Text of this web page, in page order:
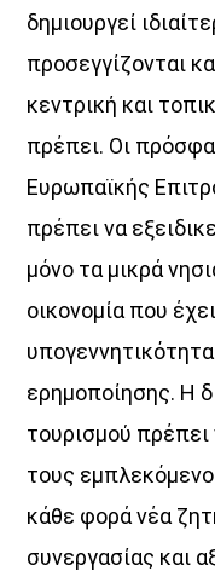
δημιουργεί
προσεγγίζονται
κεντρική και
πρέπει. Οι
Ευρωπαϊκής
πρέπει να
μόνο τα μικρά
οικονομία που
ερημοποίησης. Η
τουρισμού
τους
κάθε φορά νέα
συνεργασίας και